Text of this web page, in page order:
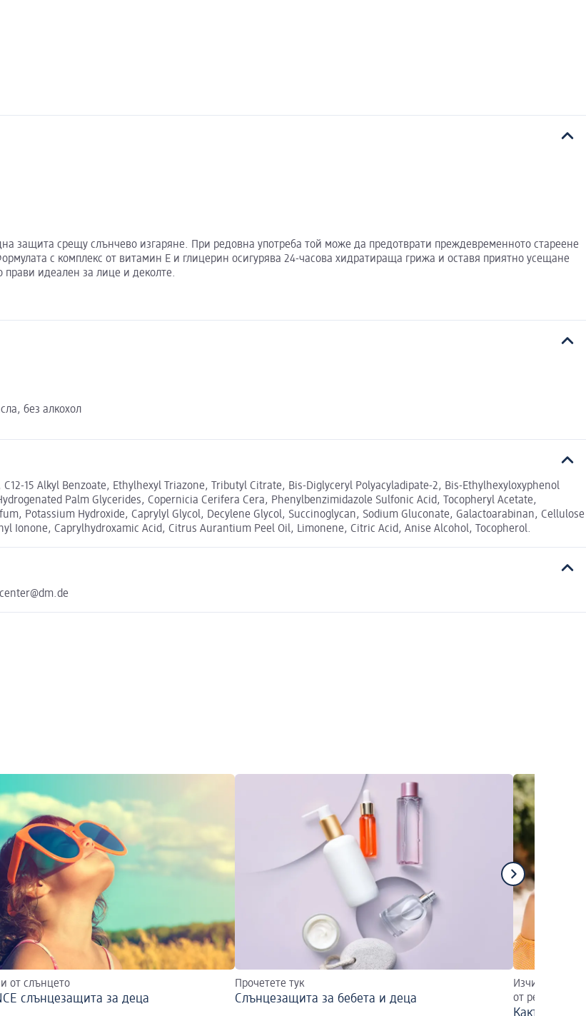
защита срещу слънчево изгаряне. При редовна употреба той може да предотврати преждевременното стареене
с комплекс от витамин Е и глицерин осигурява 24-часова хидратираща грижа и оставя приятно усещане
идеален за лице и деколте.
без алкохол
15 Alkyl Benzoate, Ethylhexyl Triazone, Tributyl Citrate, Bis-Diglyceryl Polyacyladipate-2, Bis-Ethylhexyloxyphenol
Palm Glycerides, Copernicia Cerifera Cera, Phenylbenzimidazole Sulfonic Acid, Tocopheryl Acetate,
Potassium Hydroxide, Caprylyl Glycol, Decylene Glycol, Succinoglycan, Sodium Gluconate, Galactoarabinan, Cellulose
Ionone, Caprylhydroxamic Acid, Citrus Aurantium Peel Oil, Limonene, Citric Acid, Anise Alcohol, Tocopherol.
от слънцето
слънцезащита за деца
Прочетете тук
Слънцезащита за бебета и деца
Изчислете
от решаващо
Какъв